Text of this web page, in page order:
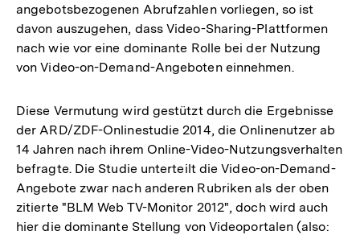
angebotsbezogenen Abrufzahlen vorliegen, so ist
davon auszugehen, dass Video-Sharing-Plattformen
nach wie vor eine dominante Rolle bei der Nutzung
von Video-on-Demand-Angeboten einnehmen.
Diese Vermutung wird gestützt durch die Ergebnisse
der ARD/ZDF-Onlinestudie 2014, die Onlinenutzer ab
14 Jahren nach ihrem Online-Video-Nutzungsverhalten
befragte. Die Studie unterteilt die Video-on-Demand-
Angebote zwar nach anderen Rubriken als der oben
zitierte "BLM Web TV-Monitor 2012", doch wird auch
hier die dominante Stellung von Videoportalen (also: